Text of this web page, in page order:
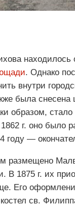
. Однако
внутри
была снесена
образом,
г. оно было
году —
размещено
1875 г. их
Его
св.